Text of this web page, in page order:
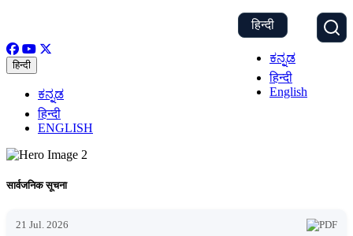
हिन्दी
ಕನ್ನಡ
हिन्दी
English
हिन्दी
ಕನ್ನಡ
हिन्दी
ENGLISH
सार्वजनिक सूचना
21 Jul. 2026